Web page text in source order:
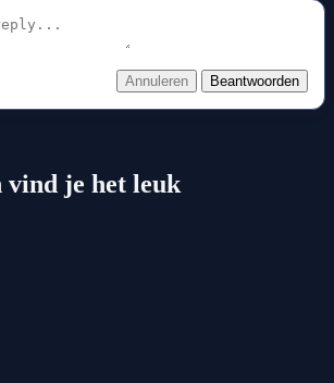
Annuleren Beantwoorden
vind je het leuk